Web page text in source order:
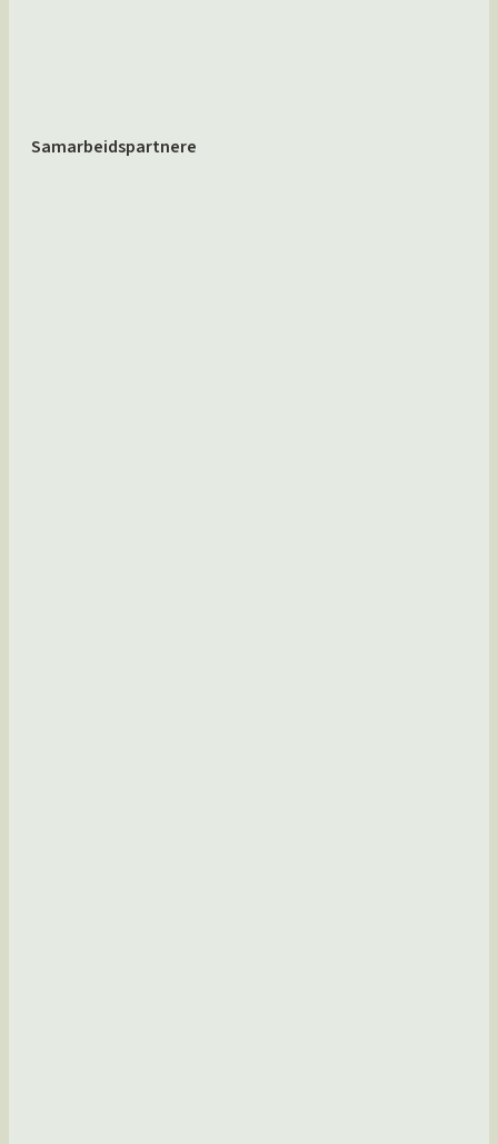
Samarbeidspartnere